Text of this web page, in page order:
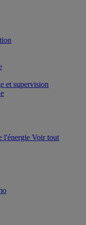
et supervision
l'énergie Voir tout